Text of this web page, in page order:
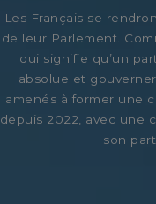
Les Français se
de leur Parlement.
qui signifie qu’un
absolue et
amenés à former une
depuis 2022, avec une
son